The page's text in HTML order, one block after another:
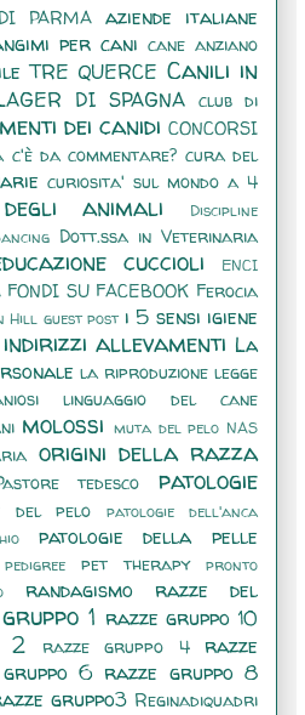
PARMA aziende italiane
per cani cane anziano
TRE QUERCE Canili in
DI SPAGNA club di
dei canidi CONCORSI
c'è da commentare? cura del
curiosita' sul mondo a 4
animali
Discipline
Dott.ssa in Veterinaria
cuccioli ENCI
SU FACEBOOK Ferocia
Hill guest post i 5 sensi igiene
indirizzi allevamenti La
la riproduzione legge
linguaggio del cane
molossi muta del pelo NAS
origini della razza
tedesco
patologie
del pelo
patologie dell'anca
patologie della pelle
pedigree pet therapy
pronto
randagismo
razze del
1 razze gruppo 10
2 razze gruppo 4
razze
6 razze gruppo 8
gruppo3 Reginadiquadri